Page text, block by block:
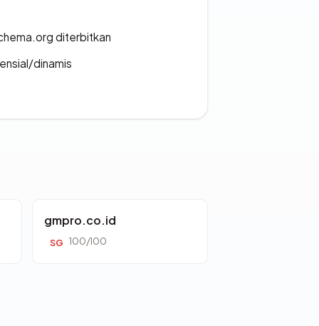
diterbitkan
dinamis
gmpro.co.id
SG 100/100